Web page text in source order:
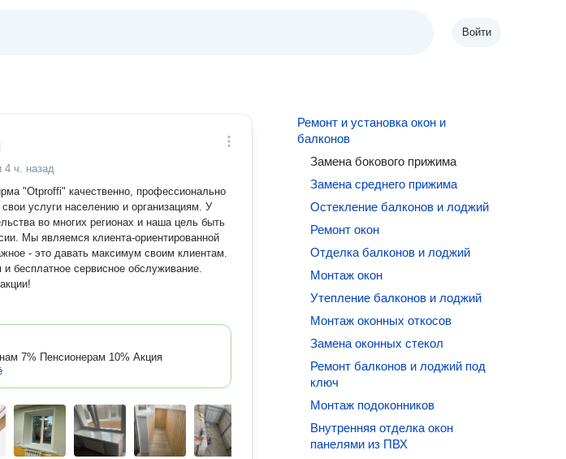
Войти
4 ч. назад
"Otproffi" качественно, профессионально
услуги населению и организациям. У
- это давать максимум своим клиентам.
и бесплатное сервисное обслуживание.
7% Пенсионерам 10% Акция
Ремонт и установка окон и
балконов
Замена бокового прижима
Замена среднего прижима
Остекление балконов и лоджий
Ремонт окон
Отделка балконов и лоджий
Монтаж окон
Утепление балконов и лоджий
Монтаж оконных откосов
Замена оконных стекол
Ремонт балконов и лоджий под
ключ
Монтаж подоконников
Внутренняя отделка окон
панелями из ПВХ